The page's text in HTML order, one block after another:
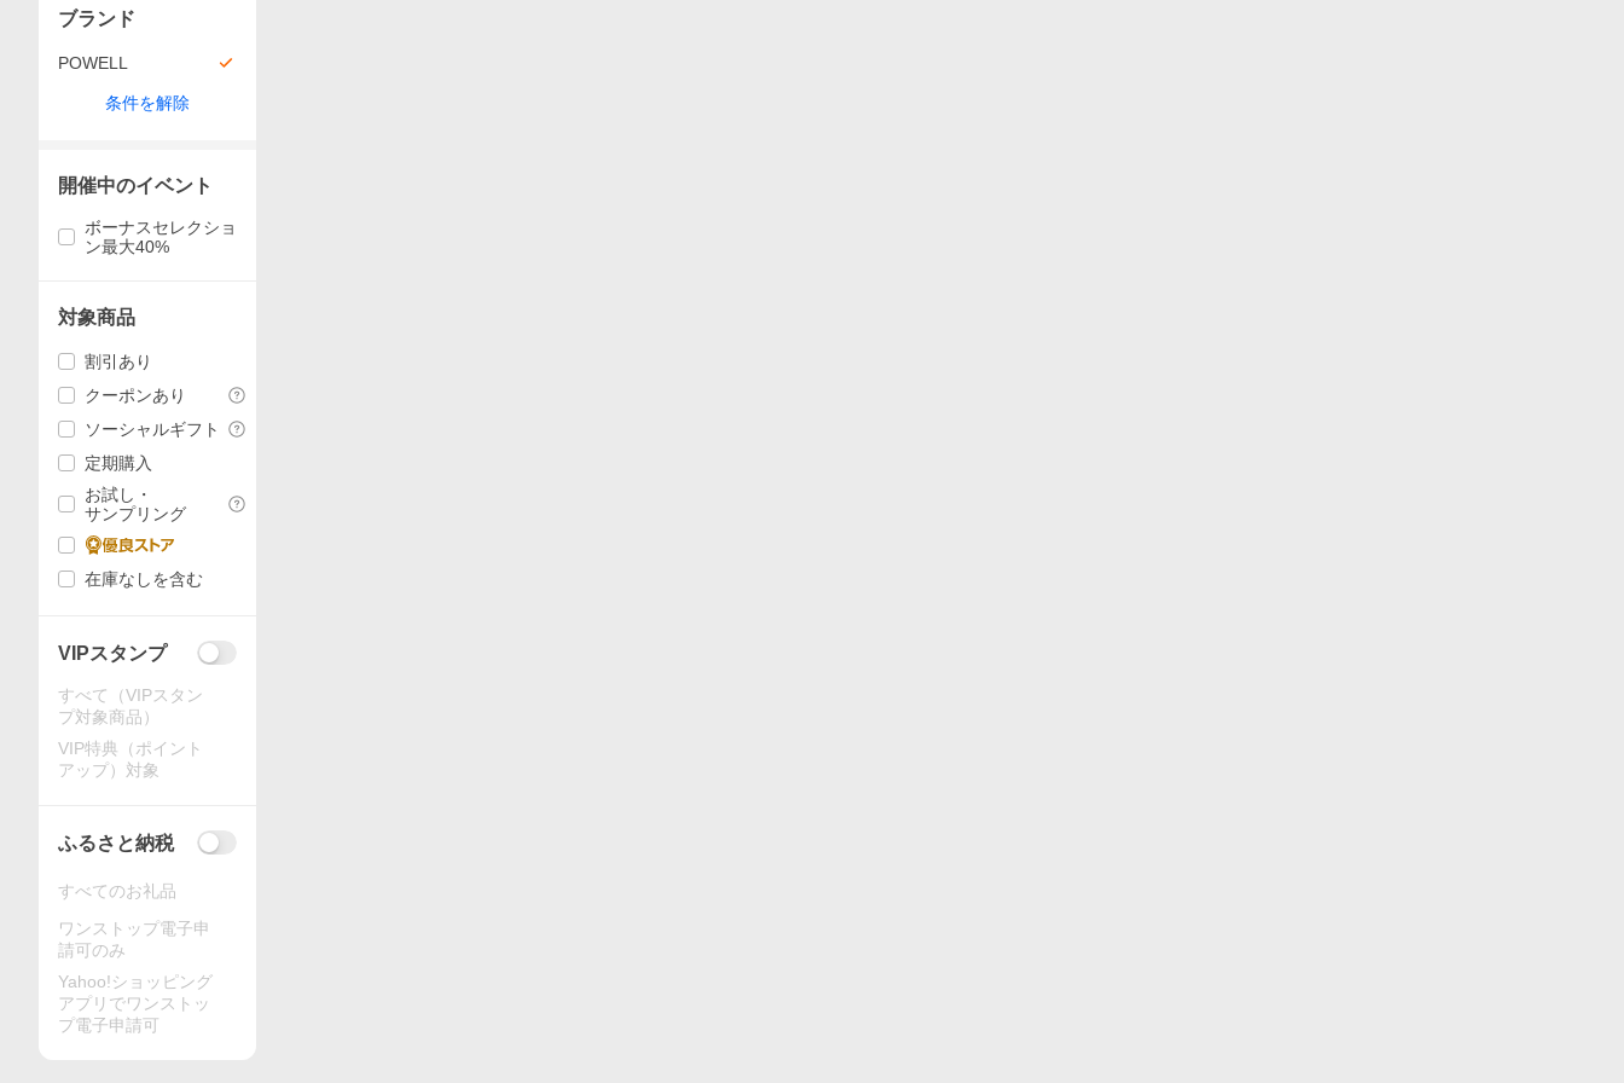
ブランド
POWELL
条件を解除
開催中のイベント
ボーナスセレクショ
ン最大40%
対象商品
割引あり
クーポンあり
ソーシャルギフト
定期購入
お試し・
サンプリング
在庫なしを含む
VIPスタンプ
すべて（VIPスタン
プ対象商品）
VIP特典（ポイント
アップ）対象
ふるさと納税
すべてのお礼品
ワンストップ電子申
請可のみ
Yahoo!ショッピング
アプリでワンストッ
プ電子申請可